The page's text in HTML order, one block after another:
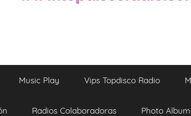
Music Play Vips Topdisco Radio
Radios Colaboradoras Photo